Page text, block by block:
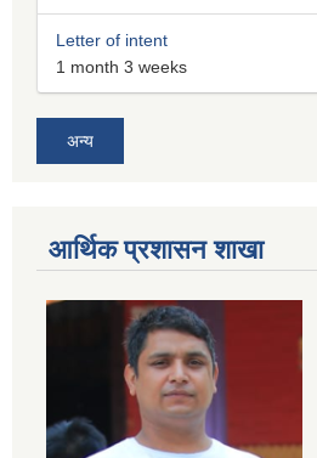
Letter of intent
1 month 3 weeks
अन्य
आर्थिक प्रशासन शाखा